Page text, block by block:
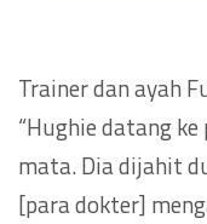
Trainer dan ayah
“Hughie datang
mata. Dia dijahit
[para dokter]